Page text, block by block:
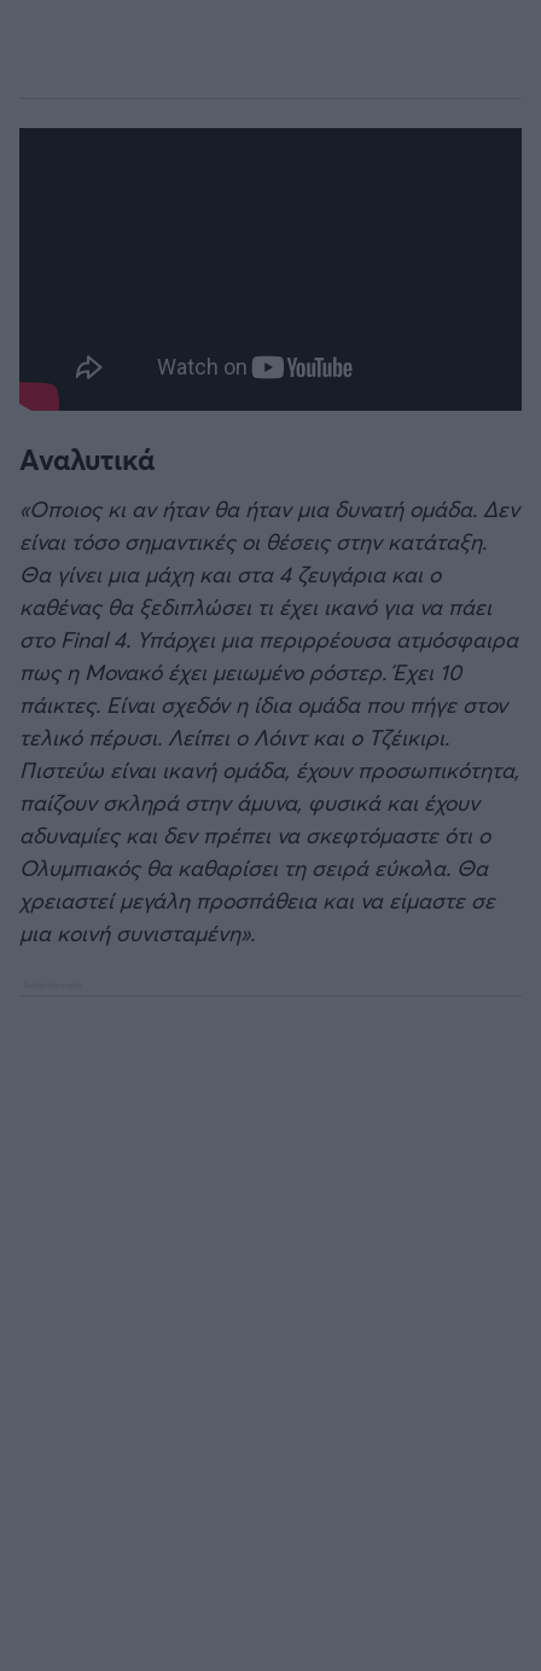
Αναλυτικά
«Οποιος κι αν ήταν θα ήταν μια δυνατή ομάδα. Δεν
είναι τόσο σημαντικές οι θέσεις στην κατάταξη.
Θα γίνει μια μάχη και στα 4 ζευγάρια και ο
καθένας θα ξεδιπλώσει τι έχει ικανό για να πάει
στο Final 4. Υπάρχει μια περιρρέουσα ατμόσφαιρα
πως η Μονακό έχει μειωμένο ρόστερ. Έχει 10
πάικτες. Είναι σχεδόν η ίδια ομάδα που πήγε στον
τελικό πέρυσι. Λείπει ο Λόιντ και ο Τζέικιρι.
Πιστεύω είναι ικανή ομάδα, έχουν προσωπικότητα,
παίζουν σκληρά στην άμυνα, φυσικά και έχουν
αδυναμίες και δεν πρέπει να σκεφτόμαστε ότι ο
Ολυμπιακός θα καθαρίσει τη σειρά εύκολα. Θα
χρειαστεί μεγάλη προσπάθεια και να είμαστε σε
μια κοινή συνισταμένη».